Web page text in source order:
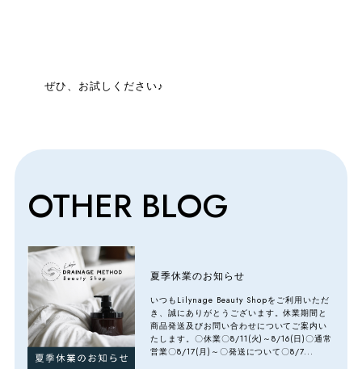
ぜひ、お試しください♪
OTHER BLOG
夏季休業のお知らせ
いつもLilynage Beauty Shopをご利用いただ
き、誠にありがとうございます。休業期間と
商品発送及びお問い合わせについてご案内い
たします。〇休業〇8/11(火)～8/16(日)〇通常
営業〇8/17(月)～〇発送について〇8/7...